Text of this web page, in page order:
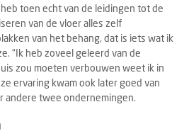
toen echt van de leidingen tot de
van de vloer alles zelf
van het behang, dat is iets wat ik
“Ik heb zoveel geleerd van de
zou moeten verbouwen weet ik in
ervaring kwam ook later goed van
andere twee ondernemingen.